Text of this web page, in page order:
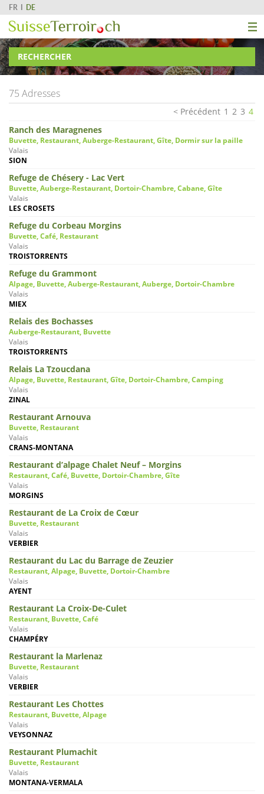
FR DE
RECHERCHER
75 Adresses
Précédent 1 2 3 4
Ranch des Maragnenes
Buvette, Restaurant, Auberge-Restaurant, Gîte, Dormir sur la paille
Valais
SION
Refuge de Chésery - Lac Vert
Buvette, Auberge-Restaurant, Dortoir-Chambre, Cabane, Gîte
Valais
LES CROSETS
Refuge du Corbeau Morgins
Buvette, Café, Restaurant
Valais
TROISTORRENTS
Refuge du Grammont
Alpage, Buvette, Auberge-Restaurant, Auberge, Dortoir-Chambre
Valais
MIEX
Relais des Bochasses
Auberge-Restaurant, Buvette
Valais
TROISTORRENTS
Relais La Tzoucdana
Alpage, Buvette, Restaurant, Gîte, Dortoir-Chambre, Camping
Valais
ZINAL
Restaurant Arnouva
Buvette, Restaurant
Valais
CRANS-MONTANA
Restaurant d’alpage Chalet Neuf – Morgins
Restaurant, Café, Buvette, Dortoir-Chambre, Gîte
Valais
MORGINS
Restaurant de La Croix de Cœur
Buvette, Restaurant
Valais
VERBIER
Restaurant du Lac du Barrage de Zeuzier
Restaurant, Alpage, Buvette, Dortoir-Chambre
Valais
AYENT
Restaurant La Croix-De-Culet
Restaurant, Buvette, Café
Valais
CHAMPÉRY
Restaurant la Marlenaz
Buvette, Restaurant
Valais
VERBIER
Restaurant Les Chottes
Restaurant, Buvette, Alpage
Valais
VEYSONNAZ
Restaurant Plumachit
Buvette, Restaurant
Valais
MONTANA-VERMALA